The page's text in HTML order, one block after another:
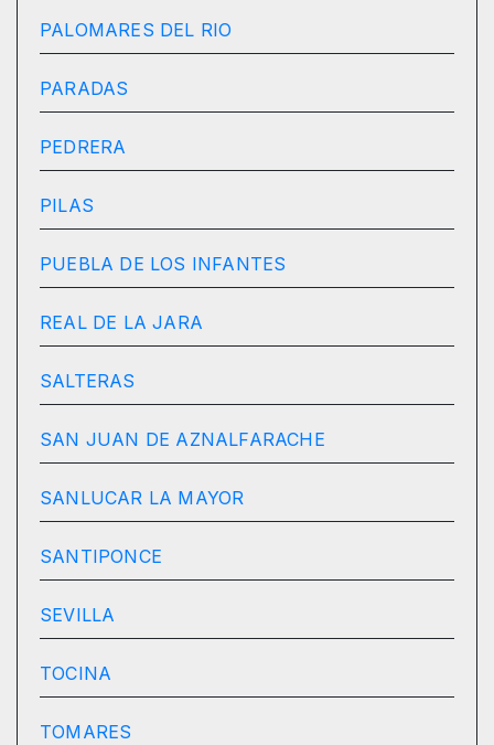
PALOMARES DEL RIO
PARADAS
PEDRERA
PILAS
PUEBLA DE LOS INFANTES
REAL DE LA JARA
SALTERAS
SAN JUAN DE AZNALFARACHE
SANLUCAR LA MAYOR
SANTIPONCE
SEVILLA
TOCINA
TOMARES